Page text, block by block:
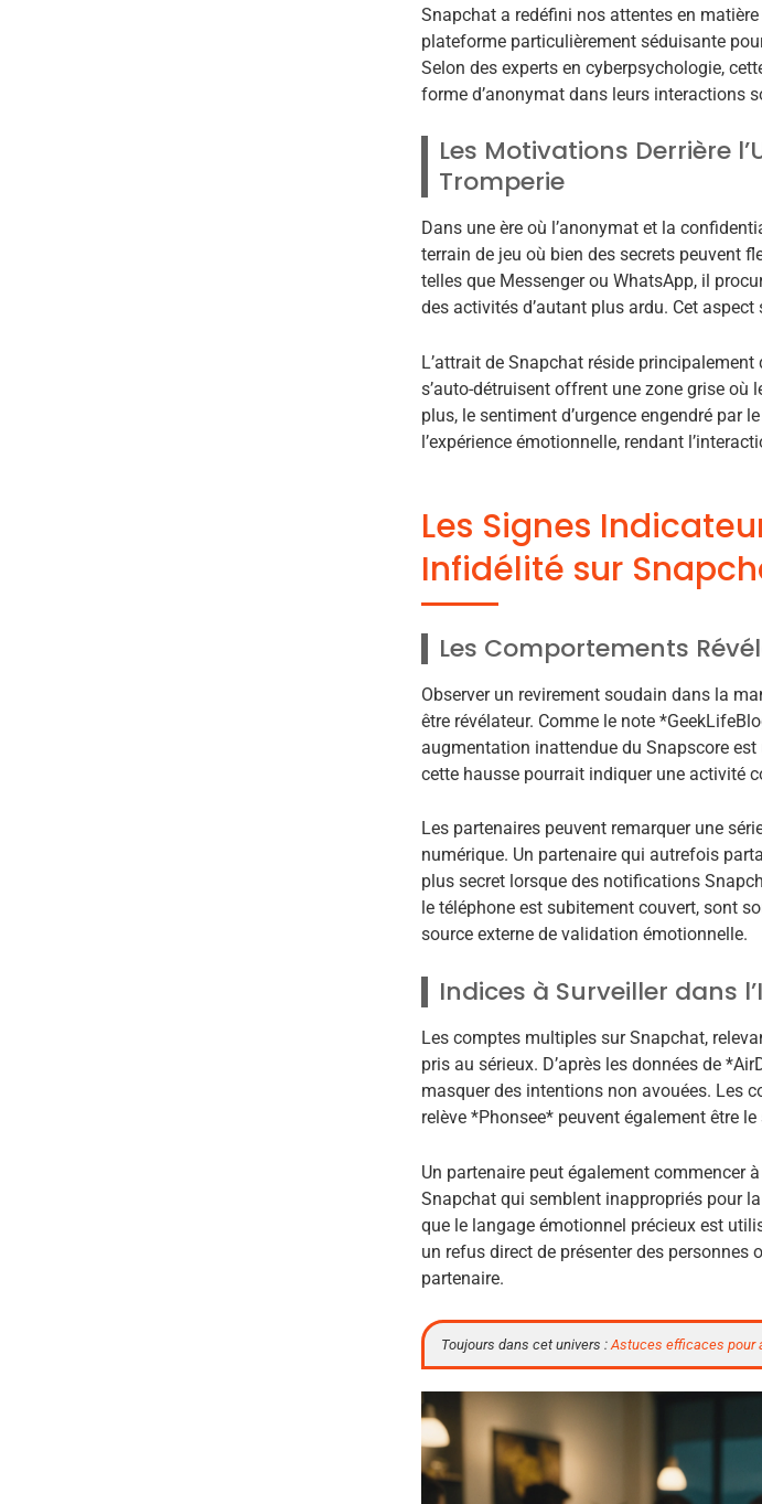
Snapchat a redéfini nos attentes en
plateforme particulièrement séduisante
Selon des experts en cyberpsychologie,
forme d’anonymat dans leurs interactions
Les Motivations Derrière
Tromperie
Dans une ère où l’anonymat et la
terrain de jeu où bien des secrets peuvent
telles que Messenger ou WhatsApp, il
des activités d’autant plus ardu. Cet
L’attrait de Snapchat réside
s’auto-détruisent offrent une zone grise où
plus, le sentiment d’urgence engendré par
l’expérience émotionnelle, rendant
Les Signes
Infidélité sur
Les Comportements
Observer un revirement soudain dans la
être révélateur. Comme le note
augmentation inattendue du Snapscore
cette hausse pourrait indiquer une activité
Les partenaires peuvent remarquer une
numérique. Un partenaire qui autrefois
plus secret lorsque des notifications
le téléphone est subitement couvert, sont
source externe de validation émotionnelle.
Indices à Surveiller dans
Les comptes multiples sur Snapchat,
pris au sérieux. D’après les données de
masquer des intentions non avouées. Les
relève *Phonsee* peuvent également être
Un partenaire peut également commencer
Snapchat qui semblent inappropriés pour
que le langage émotionnel précieux est
un refus direct de présenter des
partenaire.
Toujours dans cet univers :Astuces efficaces pour